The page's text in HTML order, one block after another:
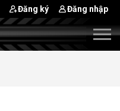
Đăng ký Đăng nhập